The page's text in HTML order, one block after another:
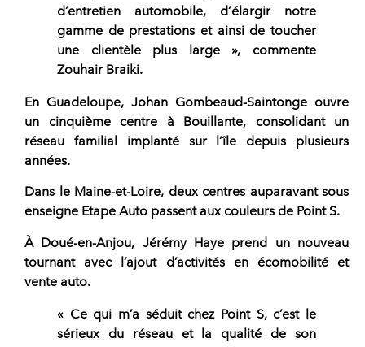
d’entretien automobile, d’élargir notre
gamme de prestations et ainsi de toucher
une clientèle plus large », commente
Zouhair Braiki.
En Guadeloupe, Johan Gombeaud-Saintonge ouvre
un cinquième centre à Bouillante, consolidant un
réseau familial implanté sur l’île depuis plusieurs
années.
Dans le Maine-et-Loire, deux centres auparavant sous
enseigne Etape Auto passent aux couleurs de Point S.
À Doué-en-Anjou, Jérémy Haye prend un nouveau
tournant avec l’ajout d’activités en écomobilité et
vente auto.
« Ce qui m’a séduit chez Point S, c’est le
sérieux du réseau et la qualité de son